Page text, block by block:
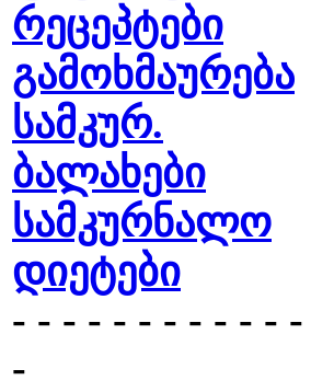
რეცეპტები
გამოხმაურება
სამკურ.
ბალახები
სამკურნალო
დიეტები
- - - - - - - - - - - -
-